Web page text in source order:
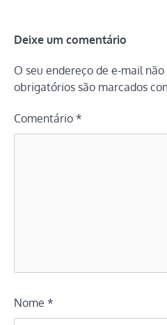
Deixe um comentário
O seu endereço de e-mail não
obrigatórios são marcados
Comentário *
Nome *